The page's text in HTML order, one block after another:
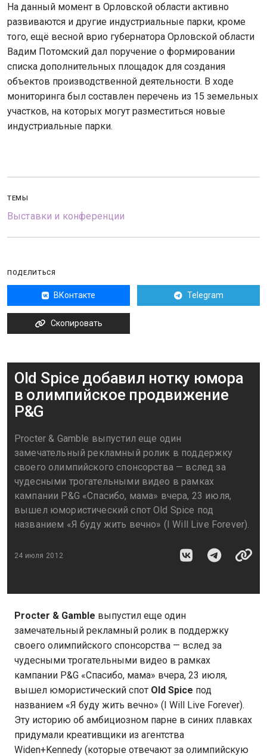
На данный момент в Орловской области активно
развиваются и другие индустриальные парки, кроме
того, ещё весной врио губернатора Орловской области
Вадим Потомский дал поручение о формировании
списка дополнительных площадок для создания
объектов производственной деятельности. В ходе
мониторинга был составлен перечень из 15 земельных
участков, на которых могут разместиться новые
индустриальные парки.
ТЕМЫ
Выставки и конференции
ПОДЕЛИТЬСЯ
ВКонтакте Telegram
Скопировать
Old Spice добавил нотку юмора
в олимпийское продвижение
P&G
Procter & Gamble выпустил еще один
замечательный рекламный ролик в поддержку
своего олимпийского спонсорства — вслед за
чудесными трогательными видео в рамках
кампании P&G «Спасибо, мама» вчера, 23 июля,
вышел юмористический спот Old Spice под
названием «Я буду жить вечно» (I Will Live Forever).
24 июля 2012
Procter & Gamble выпустил еще один
замечательный рекламный ролик в поддержку
своего олимпийского спонсорства — вслед за
чудесными трогательными видео в рамках
кампании P&G «Спасибо, мама» вчера, 23 июля,
вышел юмористический спот Old Spice под
названием «Я буду жить вечно» (I Will Live Forever).
Эту историю об амбициозном парне в синих плавках
придумали креативщики из агентства
Widen+Kennedy (которые отвечают за олимпийскую